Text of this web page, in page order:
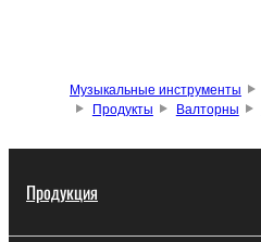
Музыкальные инструменты
Продукты
Валторны
Продукция